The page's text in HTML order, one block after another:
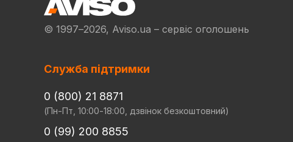
© 1997–2026, Aviso.ua – сервіс оголошень
Служба підтримки
0 (800) 21 8871
(Пн-Пт, 10:00-18:00, дзвінок безкоштовний)
0 (99) 200 8855